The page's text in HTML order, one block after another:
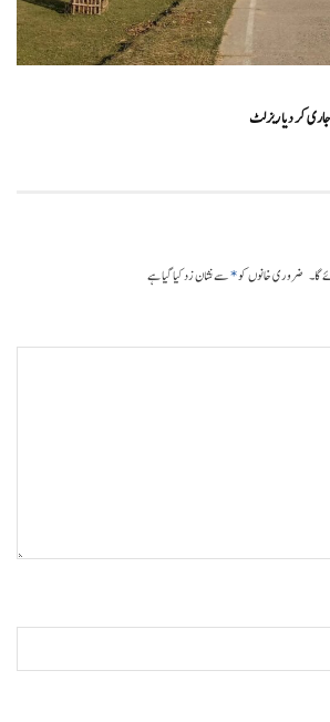
کر دیا ریزلٹ
گا۔ ضروری خانوں کو*سے نشان زد کیا گیا ہے